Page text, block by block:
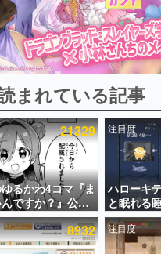
ー
・特集一覧
殿堂入り記事
SNS拡散数が数千以上！ ページビ
ど。多くの人々に読まれた、電フ
事をまとめました。
ゲームの企画書
名作ゲームクリエイターの方々に
聞きし、ヒットする企画（ゲーム
きます。
赫本
この物語を解いてはいけない。『
の形をした短編ホラー小説集です。
まれている記事
21329
るかわ4コマ『ま
ですか？』公開
公は新入社員の
ーム会社を舞台
応する社員たち
注目度
ハローキ
と眠れる
『ゆめた
ごとの
ムも搭載
8932 注目度